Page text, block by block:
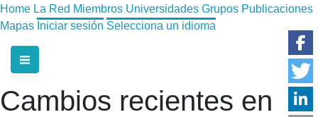
Home La Red Miembros Universidades Grupos Publicaciones
Mapas Iniciar sesión Selecciona un idioma
Cambios recientes en